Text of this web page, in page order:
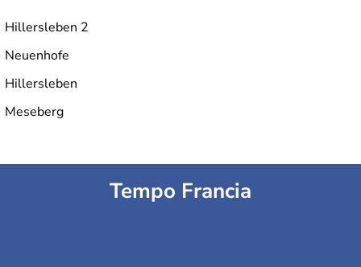
Hillersleben 2
Neuenhofe
Hillersleben
Meseberg
Tempo Francia